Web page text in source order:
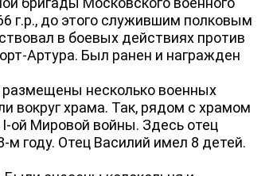
г.р., до этого служившим полковым
в боевых действиях против
Артура. Был ранен и награжден
несколько военных
вокруг храма. Так, рядом с храмом
ой Мировой войны. Здесь отец
году. Отец Василий имел 8 детей.